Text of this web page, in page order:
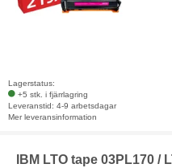
Lagerstatus:
+5 stk. i fjärrlagring
Leveranstid: 4-9 arbetsdagar
Mer leveransinformation
IBM LTO tape 03PL170 /